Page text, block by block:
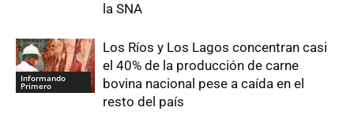
la SNA
Informando
Primero
Los Ríos y Los Lagos concentran casi
el 40% de la producción de carne
bovina nacional pese a caída en el
resto del país